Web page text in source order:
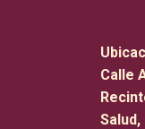
Calle